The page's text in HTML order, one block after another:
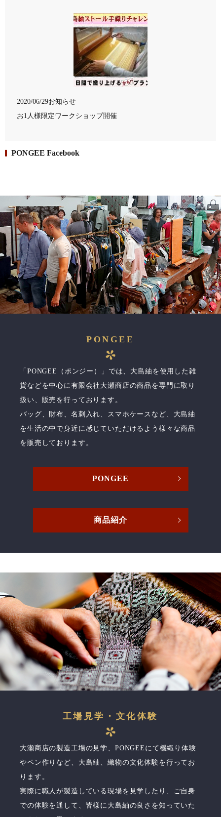
2020/06/29お知らせ
お1人様限定ワークショップ開催
PONGEE Facebook
PONGEE
「PONGEE（ポンジー）」では、大島紬を使用した雑
貨などを中心に有限会社大瀬商店の商品を専門に取り
扱い、販売を行っております。
バッグ、財布、名刺入れ、スマホケースなど、大島紬
を生活の中で身近に感じていただけるよう様々な商品
を販売しております。
PONGEE
商品紹介
工場見学・文化体験
大瀬商店の製造工場の見学、PONGEEにて機織り体験
やペン作りなど、大島紬、織物の文化体験を行ってお
ります。
実際に職人が製造している現場を見学したり、ご自身
での体験を通して、皆様に大島紬の良さを知っていた